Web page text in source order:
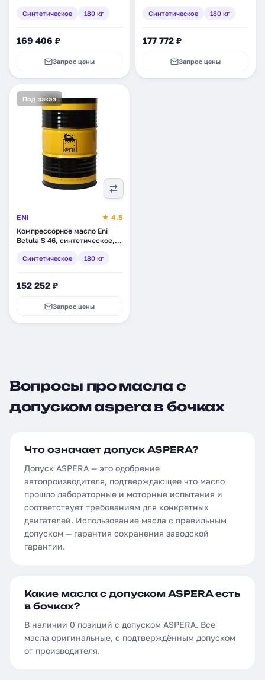
Синтетическое 180 кг
169 406 ₽
Запрос цены
Синтетическое 180 кг
177 772 ₽
Запрос цены
Под заказ
ENI
★ 4.5
Компрессорное масло Eni
Betula S 46, синтетическое,
Синтетическое 180 кг
152 252 ₽
Запрос цены
Вопросы про масла с
допуском aspera в бочках
Что означает допуск ASPERA?
Допуск ASPERA — это одобрение
автопроизводителя, подтверждающее что масло
прошло лабораторные и моторные испытания и
соответствует требованиям для конкретных
двигателей. Использование масла с правильным
допуском — гарантия сохранения заводской
гарантии.
Какие масла с допуском ASPERA есть
в бочках?
В наличии 0 позиций с допуском ASPERA. Все
масла оригинальные, с подтверждённым допуском
от производителя.